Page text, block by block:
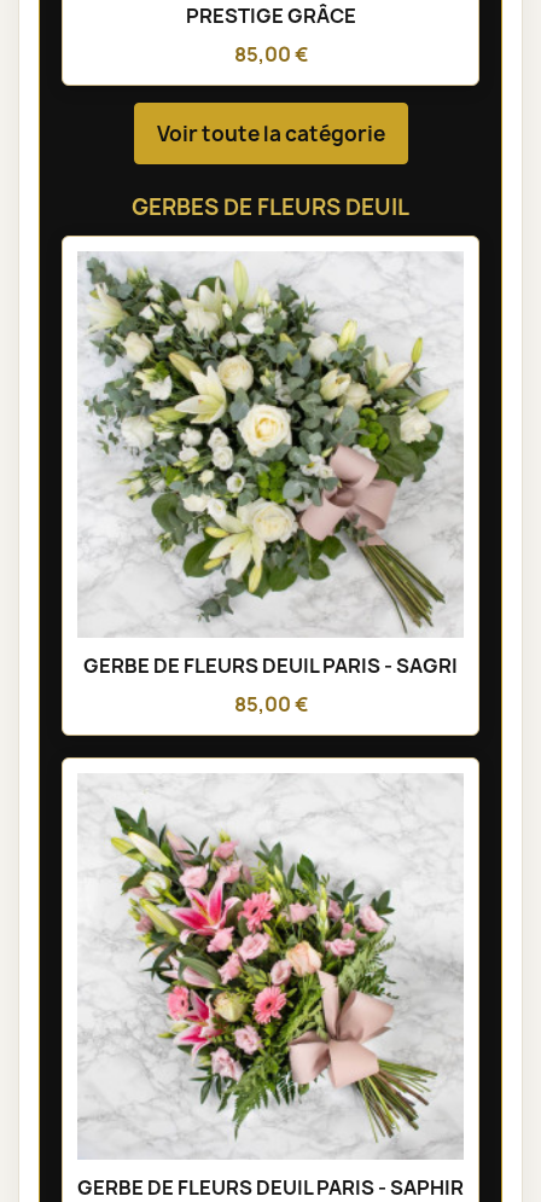
PRESTIGE GRÂCE
85,00 €
Voir toute la catégorie
GERBES DE FLEURS DEUIL
GERBE DE FLEURS DEUIL PARIS - SAGRI
85,00 €
GERBE DE FLEURS DEUIL PARIS - SAPHIR